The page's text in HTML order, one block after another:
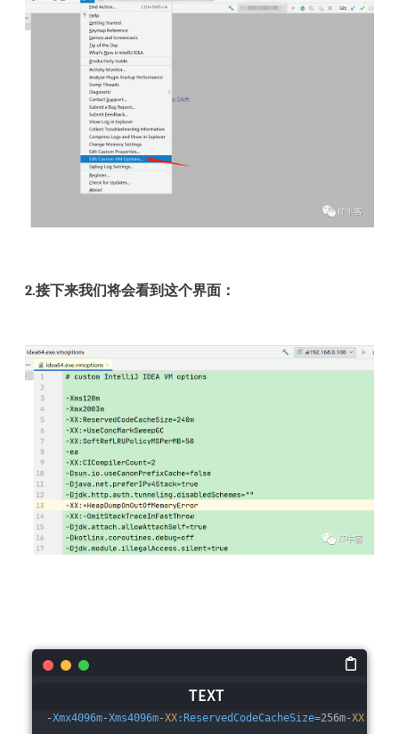
2.接下来我们将会看到这个界面：
-Xmx4096m-Xms4096m-XX:ReservedCodeCacheSize=256m-XX